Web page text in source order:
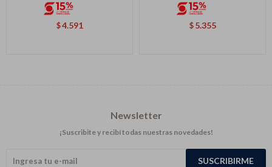
$4.591 $ 5.355
Newsletter
¡Suscribite y recibí todas nuestras novedades!
SUSCRIBIRME